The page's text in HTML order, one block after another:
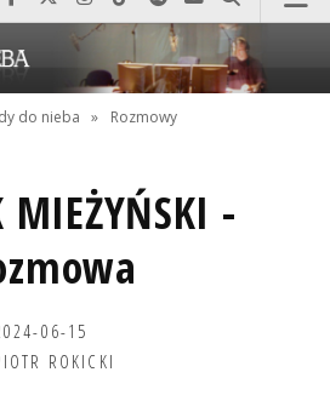
do nieba » Rozmowy
MIEŻYŃSKI -
06-15
ROKICKI